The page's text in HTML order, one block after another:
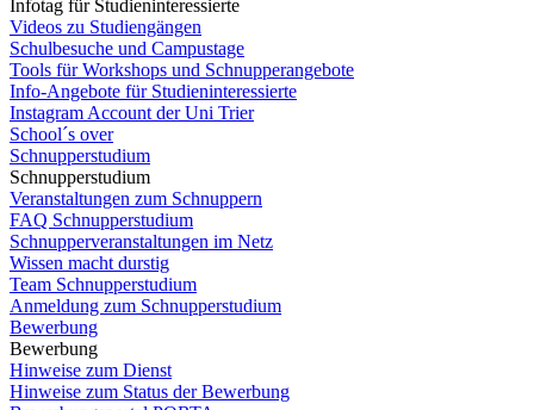
Infotag für Studieninteressierte
Videos zu Studiengängen
Schulbesuche und Campustage
Tools für Workshops und Schnupperangebote
Info-Angebote für Studieninteressierte
Instagram Account der Uni Trier
School´s over
Schnupperstudium
Schnupperstudium
Veranstaltungen zum Schnuppern
FAQ Schnupperstudium
Schnupperveranstaltungen im Netz
Wissen macht durstig
Team Schnupperstudium
Anmeldung zum Schnupperstudium
Bewerbung
Bewerbung
Hinweise zum Dienst
Hinweise zum Status der Bewerbung